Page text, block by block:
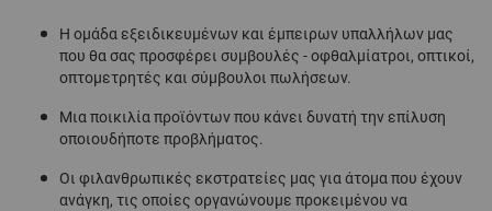
Η ομάδα εξειδικευμένων και έμπειρων υπαλλήλων μας
που θα σας προσφέρει συμβουλές - οφθαλμίατροι, οπτικοί,
οπτομετρητές και σύμβουλοι πωλήσεων.
Μια ποικιλία προϊόντων που κάνει δυνατή την επίλυση
οποιουδήποτε προβλήματος.
Οι φιλανθρωπικές εκστρατείες μας για άτομα που έχουν
ανάγκη, τις οποίες οργανώνουμε προκειμένου να